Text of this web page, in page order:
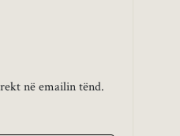
në emailin tënd.